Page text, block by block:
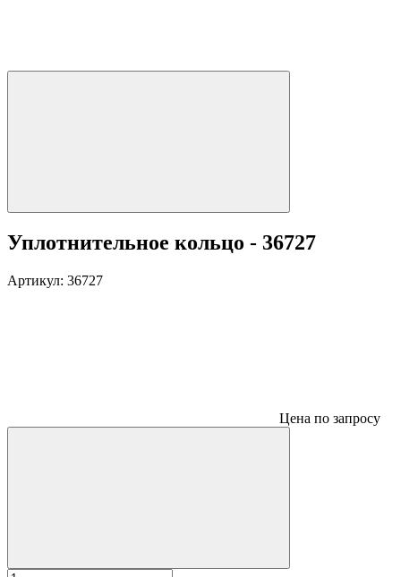
Уплотнительное кольцо - 36727
Артикул: 36727
Цена по запросу